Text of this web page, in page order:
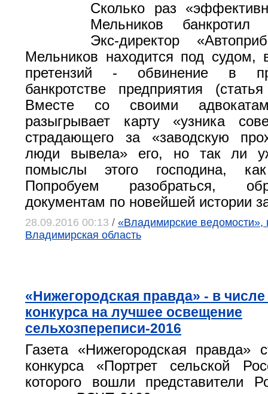
Сколько раз
Мельников банкротил
Экс-директор
Мельников находится под судом,
претензий - обвинение в
банкротстве предприятия
Вместе со своими
разыгрывает карту «узника
страдающего за «заводскую
люди вывела» его, но так ли
помыслы этого господина,
Попробуем разобраться,
документам по новейшей истории
28.09.2016 00:13 / «Владимирские ведомости»,
Владимирская область
«Нижегородская правда» - в
конкурса на лучшее освещение
сельхозпереписи-2016
Газета «Нижегородская правда»
конкурса «Портрет сельской
которого вошли представители